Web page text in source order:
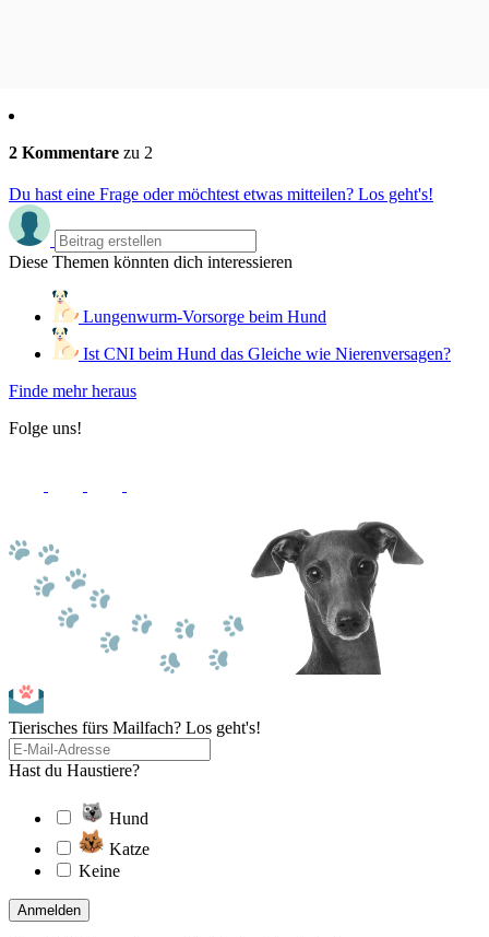
2 Kommentare zu 2
Du hast eine Frage oder möchtest etwas mitteilen? Los geht's!
Diese Themen könnten dich interessieren
Lungenwurm-Vorsorge beim Hund
Ist CNI beim Hund das Gleiche wie Nierenversagen?
Finde mehr heraus
Folge uns!
Tierisches fürs Mailfach? Los geht's!
Hast du Haustiere?
Hund
Katze
Keine
Anmelden